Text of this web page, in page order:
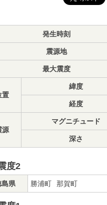
発生時刻
震源地
最大震度
置
緯度
経度
源
マグニチュード
深さ
度2
島県 勝浦町 那賀町